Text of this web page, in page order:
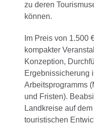
zu deren
können.
Im Preis von 1.500
kompakter
Konzeption,
Ergebnissicherung
Arbeitsprogramms
und Fristen).
Landkreise auf
touristischen